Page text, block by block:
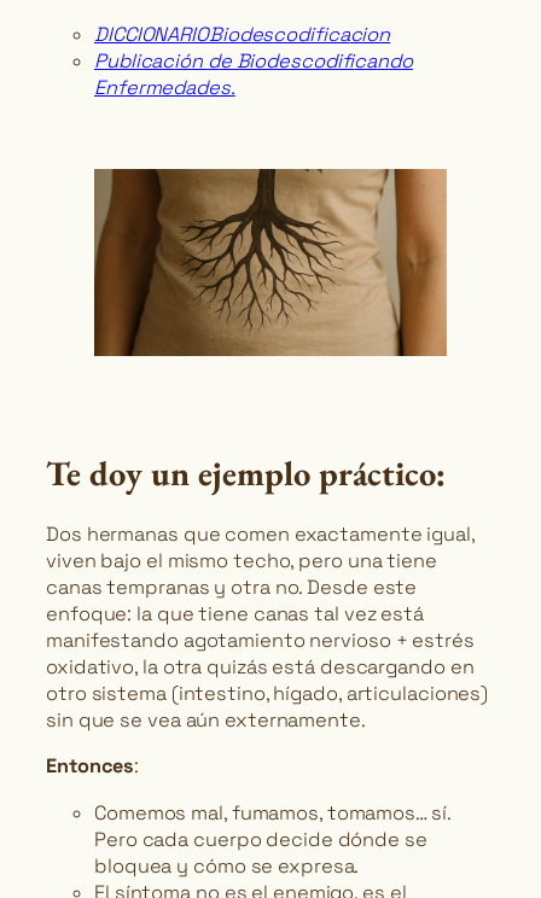
DICCIONARIOBiodescodificacion
Publicación de Biodescodificando
Enfermedades.
Te doy un ejemplo práctico:
Dos hermanas que comen exactamente igual,
viven bajo el mismo techo, pero una tiene
canas tempranas y otra no. Desde este
enfoque: la que tiene canas tal vez está
manifestando agotamiento nervioso + estrés
oxidativo, la otra quizás está descargando en
otro sistema (intestino, hígado, articulaciones)
sin que se vea aún externamente.
Entonces:
Comemos mal, fumamos, tomamos… sí.
Pero cada cuerpo decide dónde se
bloquea y cómo se expresa.
El síntoma no es el enemigo, es el